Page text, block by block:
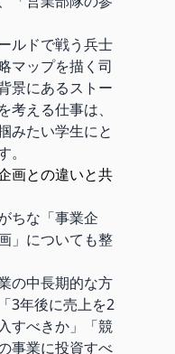
ルドで戦う兵士
マップを描く司
景にあるストー
考える仕事は、
みたい学生にと
画との違いと共
ちな「事業企
」についても整
の中長期的な方
3年後に売上を2
すべきか」「競
事業に投資すべ